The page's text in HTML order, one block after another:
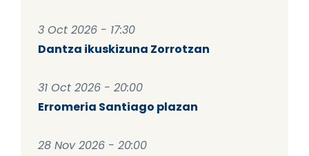
3 Oct 2026 - 17:30
Dantza ikuskizuna Zorrotzan
31 Oct 2026 - 20:00
Erromeria Santiago plazan
28 Nov 2026 - 20:00